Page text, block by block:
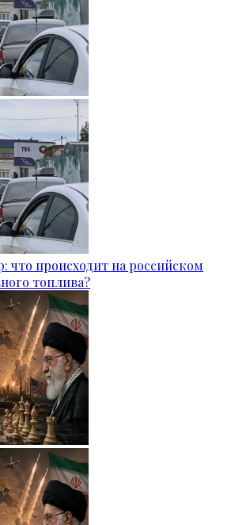
что происходит на российском
топлива?